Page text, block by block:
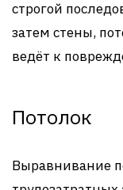
строгой
затем стены,
ведёт к
Потолок
Выравнивание